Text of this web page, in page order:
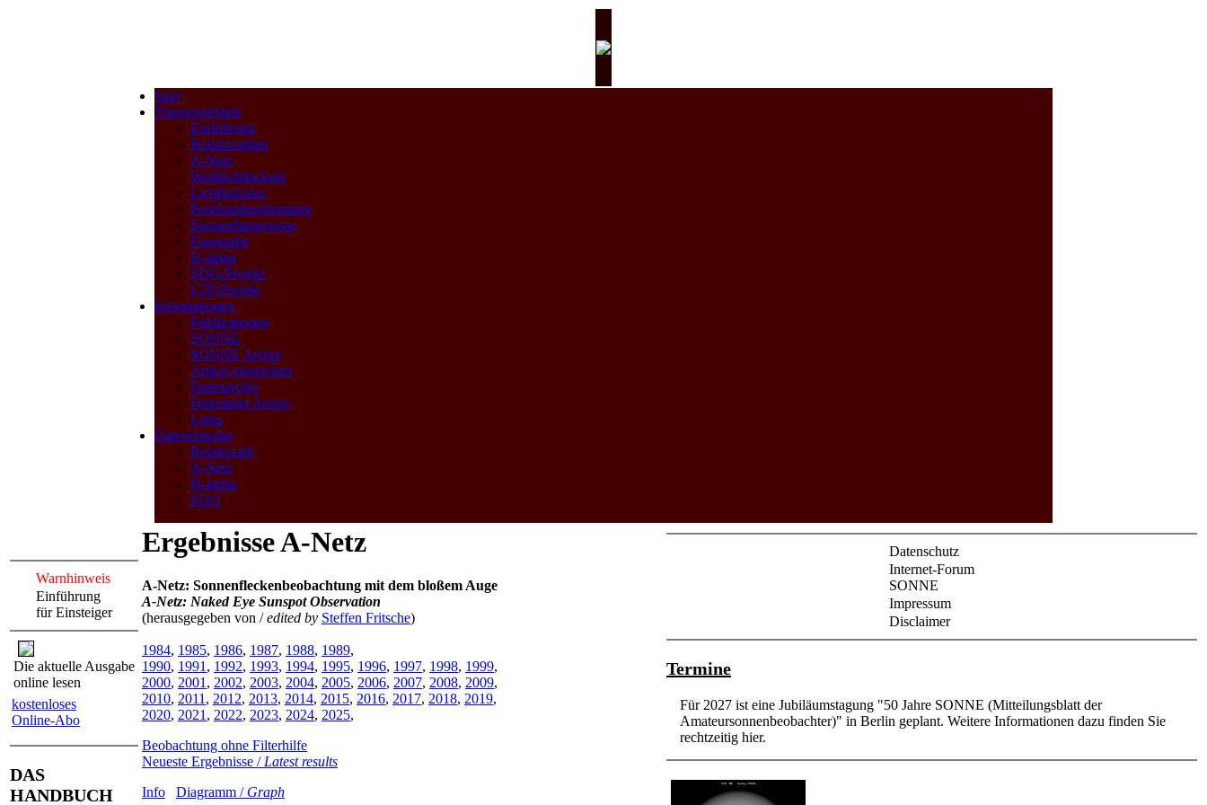
Start
Themengebiete
Einführung
Relativzahlen
A-Netz
Weißlichtfackeln
Lichtbrücken
Positionsbestimmung
Sonnenfinsternisse
Fotografie
H-alpha
SDO-Projekt
LTP-Projekt
Informationen
Publikationen
SONNE
SONNE Archiv
Artikel einreichen
Datenarchiv
Datenblatt Archiv
Links
Dateneingabe
Relativzahl
A-Netz
H-alpha
SDO
Warnhinweis
Einführung
für Einsteiger
Die aktuelle Ausgabe
online lesen
kostenloses
Online-Abo
DAS
HANDBUCH
Ergebnisse A-Netz
A-Netz: Sonnenfleckenbeobachtung mit dem bloßem Auge
A-Netz: Naked Eye Sunspot Observation
(herausgegeben von /edited by Steffen Fritsche)
1984, 1985, 1986, 1987, 1988, 1989,
1990, 1991, 1992, 1993, 1994, 1995, 1996, 1997, 1998, 1999,
2000, 2001, 2002, 2003, 2004, 2005, 2006, 2007, 2008, 2009,
2010, 2011, 2012, 2013, 2014, 2015, 2016, 2017, 2018, 2019,
2020, 2021, 2022, 2023, 2024, 2025,
Beobachtung ohne Filterhilfe
Neueste Ergebnisse /Latest results
Info
Diagramm / Graph
Datenschutz
Internet-Forum
SONNE
Impressum
Disclaimer
Termine
Für 2027 ist eine Jubiläumstagung "50 Jahre SONNE (Mitteilungsblatt der
Amateursonnenbeobachter)" in Berlin geplant. Weitere Informationen dazu finden Sie
rechtzeitig hier.